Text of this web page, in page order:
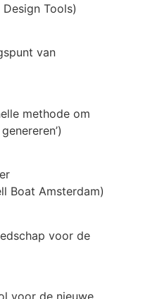
Tools)
van
methode om
Boat Amsterdam)
voor de